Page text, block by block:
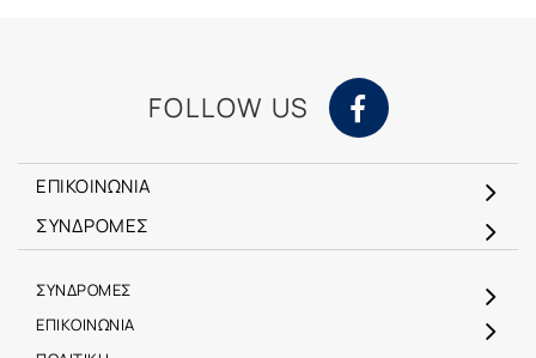
FOLLOW US
ΕΠΙΚΟΙΝΩΝΙΑ
ΣΥΝΔΡΟΜΕΣ
ΣΥΝΔΡΟΜΕΣ
ΕΠΙΚΟΙΝΩΝΙΑ